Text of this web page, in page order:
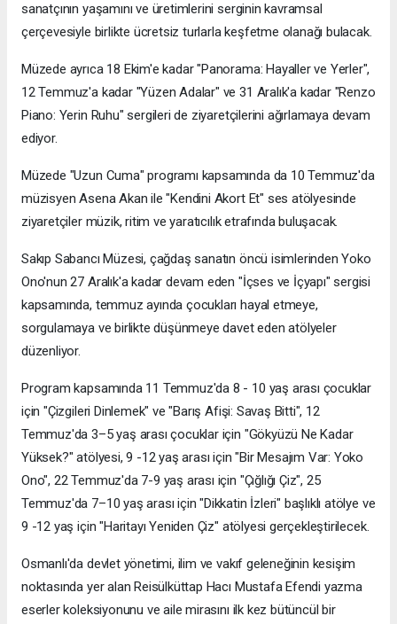
sanatçının yaşamını ve üretimlerini serginin kavramsal
çerçevesiyle birlikte ücretsiz turlarla keşfetme olanağı bulacak.
Müzede ayrıca 18 Ekim'e kadar "Panorama: Hayaller ve Yerler",
12 Temmuz'a kadar "Yüzen Adalar" ve 31 Aralık'a kadar "Renzo
Piano: Yerin Ruhu" sergileri de ziyaretçilerini ağırlamaya devam
ediyor.
Müzede "Uzun Cuma" programı kapsamında da 10 Temmuz'da
müzisyen Asena Akan ile "Kendini Akort Et" ses atölyesinde
ziyaretçiler müzik, ritim ve yaratıcılık etrafında buluşacak.
Sakıp Sabancı Müzesi, çağdaş sanatın öncü isimlerinden Yoko
Ono'nun 27 Aralık'a kadar devam eden "İçses ve İçyapı" sergisi
kapsamında, temmuz ayında çocukları hayal etmeye,
sorgulamaya ve birlikte düşünmeye davet eden atölyeler
düzenliyor.
Program kapsamında 11 Temmuz'da 8 - 10 yaş arası çocuklar
için "Çizgileri Dinlemek" ve "Barış Afişi: Savaş Bitti", 12
Temmuz'da 3–5 yaş arası çocuklar için "Gökyüzü Ne Kadar
Yüksek?" atölyesi, 9 -12 yaş arası için "Bir Mesajım Var: Yoko
Ono", 22 Temmuz'da 7-9 yaş arası için "Çığlığı Çiz", 25
Temmuz'da 7–10 yaş arası için "Dikkatin İzleri" başlıklı atölye ve
9 -12 yaş için "Haritayı Yeniden Çiz" atölyesi gerçekleştirilecek.
Osmanlı'da devlet yönetimi, ilim ve vakıf geleneğinin kesişim
noktasında yer alan Reisülküttap Hacı Mustafa Efendi yazma
eserler koleksiyonunu ve aile mirasını ilk kez bütüncül bir